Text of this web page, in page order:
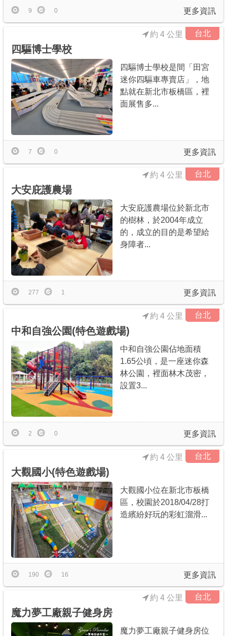
更多資訊
9 0
台北
約 4 公里
四驅博士學校
四驅博士學校是間「田宮
迷你四驅車專賣店」，地
點就在新北市板橋區，裡
面展售多...
更多資訊
7 0
台北
約 4 公里
大安庇護農場
大安庇護農場位於新北市
的樹林，於2004年成立
的，成立的目的是希望給
身障者...
更多資訊
277 1
台北
約 4 公里
中和自強公園(特色遊戲場)
中和自強公園佔地面積
1.65公頃，是一座迷你森
林公園，裡面林木茂密，
設置3...
更多資訊
2 0
台北
約 4 公里
大觀國小(特色遊戲場)
大觀國小位在新北市板橋
區，校園於2018/04/28打
造繽紛好玩的彩虹溜滑...
更多資訊
190 16
台北
約 4 公里
魔力夢工廠親子健身房
魔力夢工廠親子健身房位